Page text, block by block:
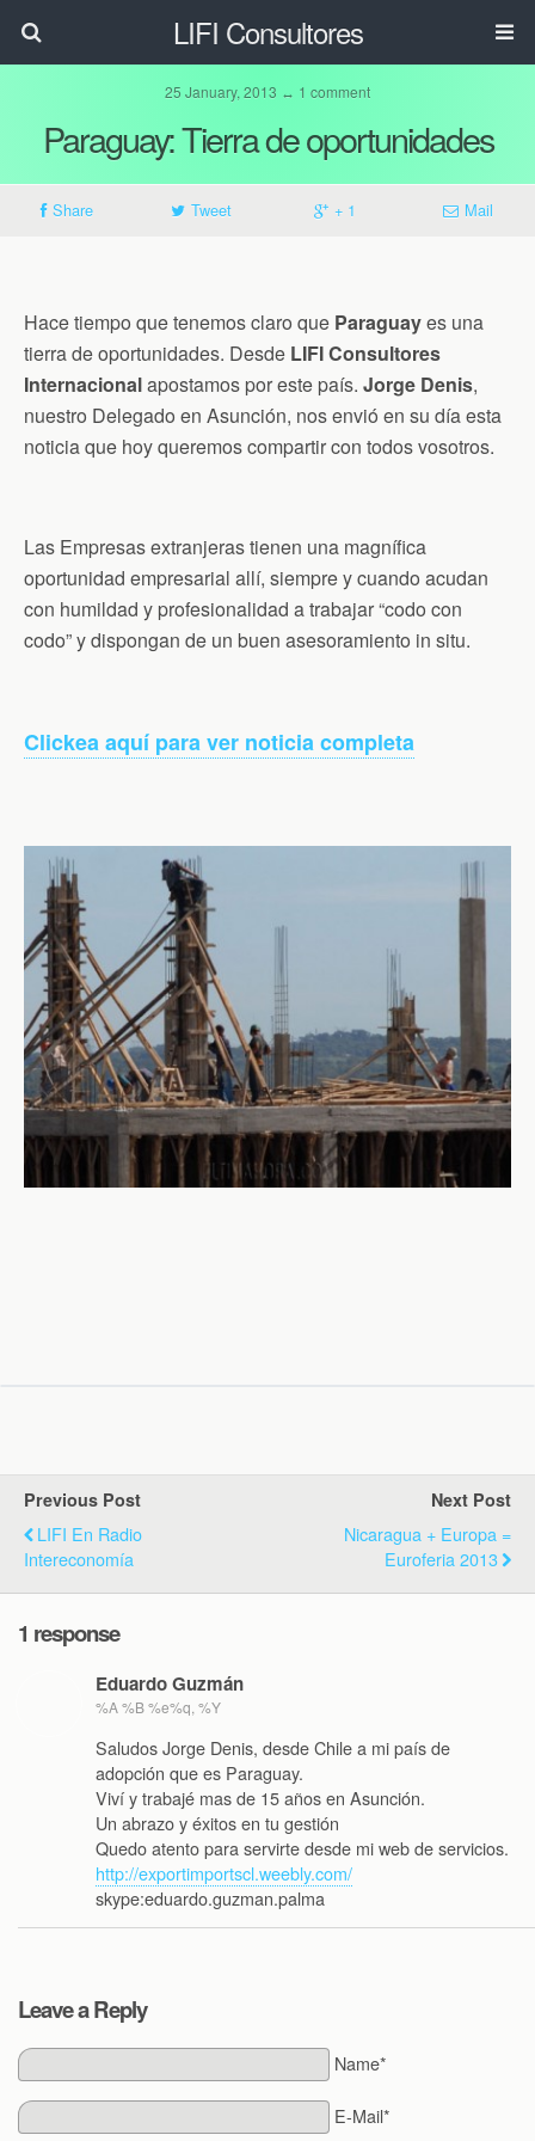
LIFI Consultores
25 January, 2013 ↔ 1 comment
Paraguay: Tierra de oportunidades
Share Tweet + 1 Mail
Hace tiempo que tenemos claro que Paraguayes una
tierra de oportunidades. Desde LIFI Consultores
Internacionalapostamos por este país. Jorge Denis,
nuestro Delegado en Asunción, nos envió en su día esta
noticia que hoy queremos compartir con todos vosotros.
Las Empresas extranjeras tienen una magnífica
oportunidad empresarial allí, siempre y cuando acudan
con humildad y profesionalidad a trabajar “codo con
codo” y dispongan de un buen asesoramiento in situ.
Clickea aquí para ver noticia completa
Previous Post
LIFI En Radio
Intereconomía
Next Post
Nicaragua + Europa =
Euroferia 2013
1 response
Eduardo Guzmán
%A %B %e%q, %Y
Saludos Jorge Denis, desde Chile a mi país de
adopción que es Paraguay.
Viví y trabajé mas de 15 años en Asunción.
Un abrazo y éxitos en tu gestión
Quedo atento para servirte desde mi web de servicios.
http://exportimportscl.weebly.com/
skype:eduardo.guzman.palma
Leave a Reply
Name*
E-Mail*